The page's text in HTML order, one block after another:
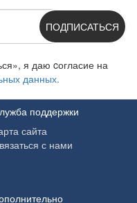
ПОДПИСАТЬСЯ
я даю cогласие на
данных.
поддержки
сайта
с нами